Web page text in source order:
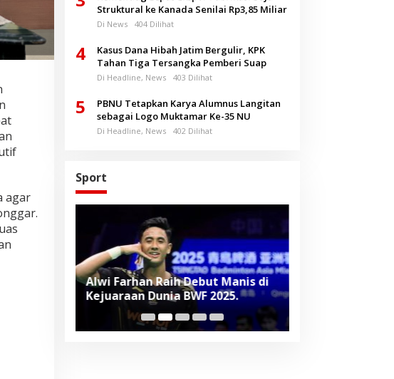
agar
Struktural ke Kanada Senilai Rp3,85 Miliar
Di News 404 Dilihat
4
Kasus Dana Hibah Jatim Bergulir, KPK
Tahan Tiga Tersangka Pemberi Suap
Di Headline, News 403 Dilihat
5
PBNU Tetapkan Karya Alumnus Langitan
sebagai Logo Muktamar Ke-35 NU
Di Headline, News 402 Dilihat
Sport
Alwi Farhan Raih Debut Manis di
Kejuaraan Dunia BWF 2025.